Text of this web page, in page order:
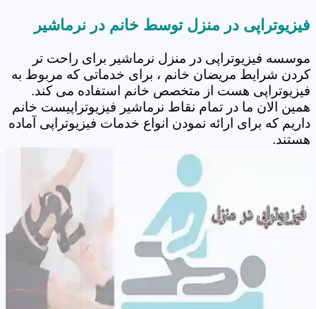
فیزیوتراپی در منزل توسط خانم در نرماشیر
موسسه فیزیوتراپی در منزل نرماشیر برای راحت تر
کردن شرایط مریضان خانم ، برای خدماتی که مربوط به
فیزیوتراپی هست از متخصص خانم استفاده می کند.
همین الان ما در تمام نقاط نرماشیر فیزیوتراپیست خانم
داریم که برای ارائه نمودن انواع خدمات فیزیوتراپی آماده
هستند.